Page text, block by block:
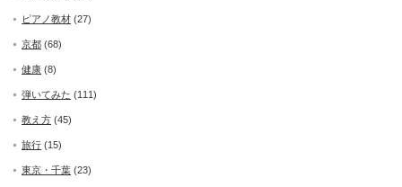
ピアノ教材 (27)
京都 (68)
健康 (8)
弾いてみた (111)
教え方 (45)
旅行 (15)
東京・千葉 (23)